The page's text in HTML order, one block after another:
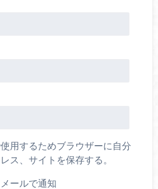
用するためブラウザーに自分
ス、サイトを保存する。
ールで通知